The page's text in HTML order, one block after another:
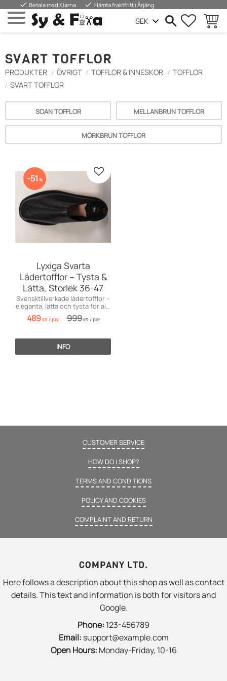
Menü
done Betala med Klarna done Hämta fraktfritt i Årjäng
SVART TOFFLOR
PRODUKTER ÖVRIGT TOFFLOR & INNESKOR
TOFFLOR
SVART TOFFLOR
SOAN TOFFLOR MELLANBRUN TOFFLOR
MÖRKBRUN TOFFLOR
Lyxiga Svarta
Lädertofflor – Tysta &
Lätta, Storlek 36-47
Svensktillverkade lädertofflor –
eleganta, lätta och tysta för alla
tillfällen.
489KR /par 999KR /par
51 % Zu Favoriten hinzufügen
INFO
CUSTOMER SERVICE
HOW DO I SHOP?
TERMS AND CONDITIONS
POLICY AND COOKIES
COMPLAINT AND RETURN
COMPANY LTD.
Here follows a description about this shop as well as contact
details. This text and information is both for visitors and
Google.
Phone: 123-456789
Email: support@example.com
Open Hours: Monday-Friday, 10-16